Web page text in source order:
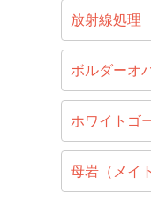
放射線処理
ボルダーオ
ホワイトゴ
母岩（メイ